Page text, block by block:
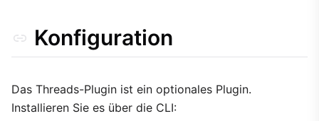
Konfiguration
Das Threads-Plugin ist ein optionales Plugin.
Installieren Sie es über die CLI: